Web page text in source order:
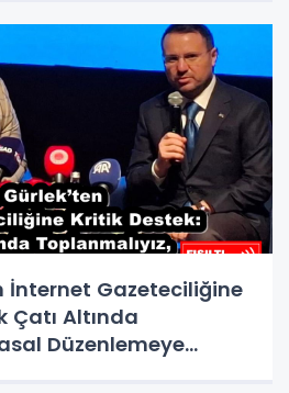
İnternet Gazeteciliğine
Çatı Altında
Düzenlemeye